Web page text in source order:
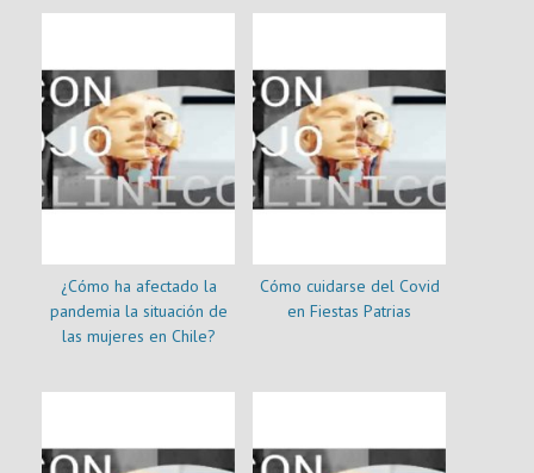
¿Cómo ha afectado la
pandemia la situación de
las mujeres en Chile?
Cómo cuidarse del Covid
en Fiestas Patrias